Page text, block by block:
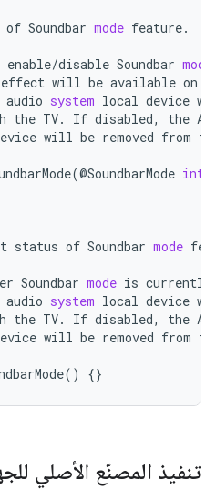
of Soundbar mode feature.
enable/disable Soundbar mode
effect will be available on
audio system local device
the TV. If disabled, the
will be removed from
(@SoundbarMode int
status of Soundbar mode
Soundbar mode is currently
audio system local device
the TV. If disabled, the
will be removed from
() {}
تنفيذ المصنّع الأصلي